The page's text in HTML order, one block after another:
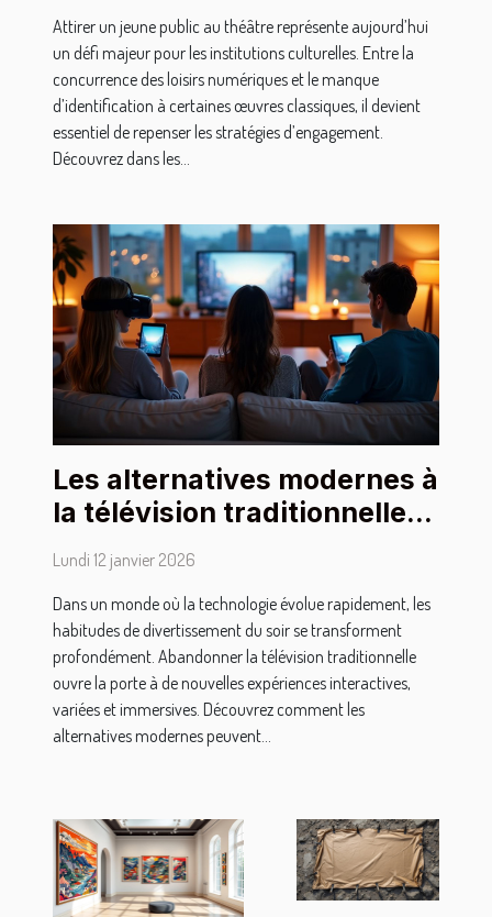
Attirer un jeune public au théâtre représente aujourd’hui
un défi majeur pour les institutions culturelles. Entre la
concurrence des loisirs numériques et le manque
d’identification à certaines œuvres classiques, il devient
essentiel de repenser les stratégies d’engagement.
Découvrez dans les...
Les alternatives modernes à
la télévision traditionnelle
pour les soirées
Lundi 12 janvier 2026
Dans un monde où la technologie évolue rapidement, les
habitudes de divertissement du soir se transforment
profondément. Abandonner la télévision traditionnelle
ouvre la porte à de nouvelles expériences interactives,
variées et immersives. Découvrez comment les
alternatives modernes peuvent...